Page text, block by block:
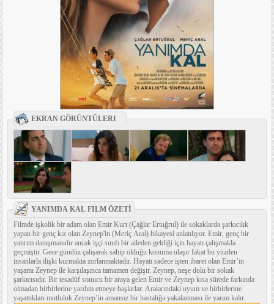
EKRAN GÖRÜNTÜLERI
YANIMDA KAL FILM ÖZETİ
Filmde işkolik bir adam olan Emir Kurt (Çağlar Ertuğrul) ile sokaklarda şarkıcılık
yapan bir genç kız olan Zeynep'in (Meriç Aral) hikayesi anlatılıyor. Emir, genç bir
yatırım danışmanıdır ancak işçi sınıfı bir aileden geldiği için hayatı çalışmakla
geçmiştir. Gece gündüz çalışarak sahip olduğu konuma ulaşır fakat bu yüzden
insanlarla ilişki kurmakta zorlanmaktadır. Hayatı sadece işten ibaret olan Emir’in
yaşamı Zeynep ile karşılaşınca tamamen değişir. Zeynep, neşe dolu bir sokak
şarkıcısıdır. Bir tesadüf sonucu bir araya gelen Emir ve Zeynep kısa sürede farkında
olmadan birbirlerine yardım etmeye başlarlar. Aralarındaki uyum ve birbirlerine
yaşattıkları mutluluk Zeynep’in amansız bir hastalığa yakalanması ile yarım kalır.